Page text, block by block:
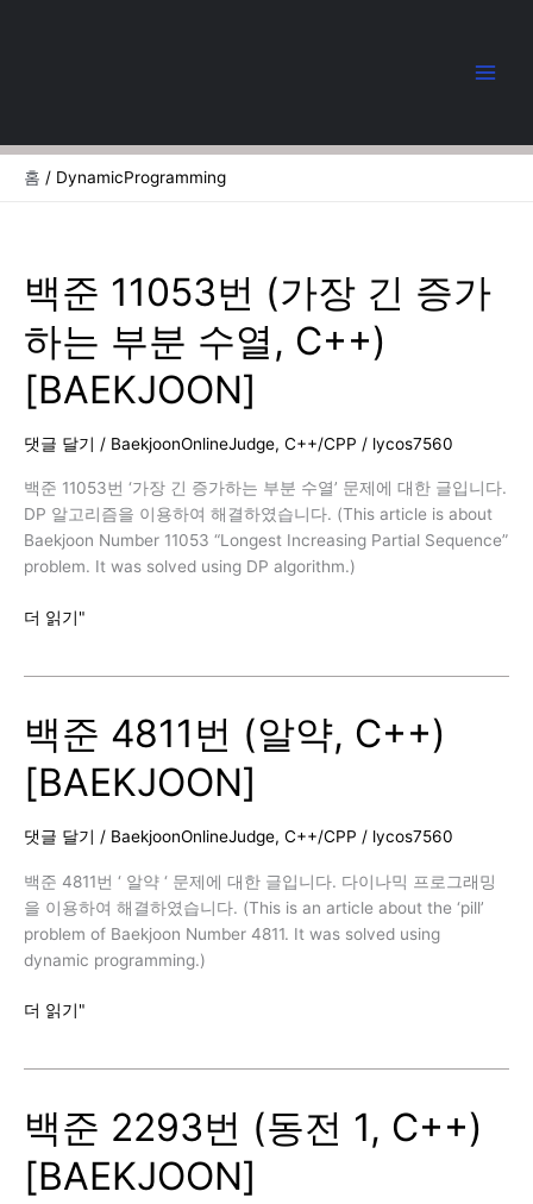
너
홈 DynamicProgramming
백준 11053번 (가장 긴 증가
하는 부분 수열, C++)
[BAEKJOON]
댓글 달기 / BaekjoonOnlineJudge, C++/CPP / lycos7560
백준 11053번 ‘가장 긴 증가하는 부분 수열’ 문제에 대한 글입니다.
DP 알고리즘을 이용하여 해결하였습니다. (This article is about
Baekjoon Number 11053 “Longest Increasing Partial Sequence”
problem. It was solved using DP algorithm.)
백
(가
장
긴
증
가
하
는
부
분
수
C++)
더 읽기"
백준 4811번 (알약, C++)
[BAEKJOON]
댓글 달기 / BaekjoonOnlineJudge, C++/CPP / lycos7560
백준 4811번 ‘ 알약 ‘ 문제에 대한 글입니다. 다이나믹 프로그래밍
을 이용하여 해결하였습니다. (This is an article about the ‘pill’
problem of Baekjoon Number 4811. It was solved using
dynamic programming.)
백
(알
약,
C++)
[BAEKJOON]
더 읽기"
백준 2293번 (동전 1, C++)
[BAEKJOON]